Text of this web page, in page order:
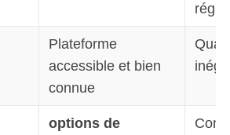
Plateforme
accessible et bien
connue
options de